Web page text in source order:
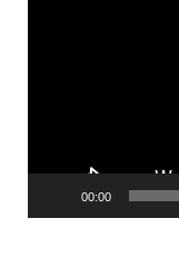
00:00